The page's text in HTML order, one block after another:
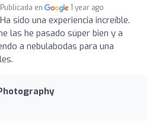
Publicada en 1 year ago
Ha sido una experiencia increíble.
las he pasado súper bien y a
a nebulabodas para una